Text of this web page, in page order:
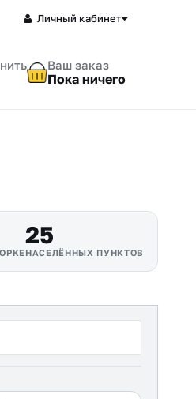
Личный кабинет
Ваш заказ
Пока ничего
25
НАСЕЛЁННЫХ ПУНКТОВ